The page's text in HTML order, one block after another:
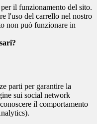
il funzionamento del sito.
l'uso del carrello nel nostro
non può funzionare in
parti per garantire la
sui social network
il comportamento